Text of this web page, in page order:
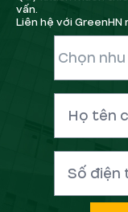
vấn.
Liên hệ với